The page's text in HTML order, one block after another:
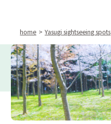
home Yasugi sightseeing spots